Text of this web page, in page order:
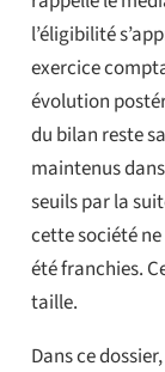
l’éligibilité
exercice
évolution
du bilan reste
maintenus
seuils par la
cette société
été franchies.
taille.
Dans ce